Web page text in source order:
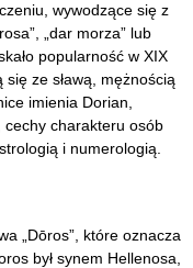
wywodzące się z
„dar morza” lub
popularność w XIX
ze sławą, mężnością
imienia Dorian,
charakteru osób
i numerologią.
„Dōros”, które oznacza
był synem Hellenosa,